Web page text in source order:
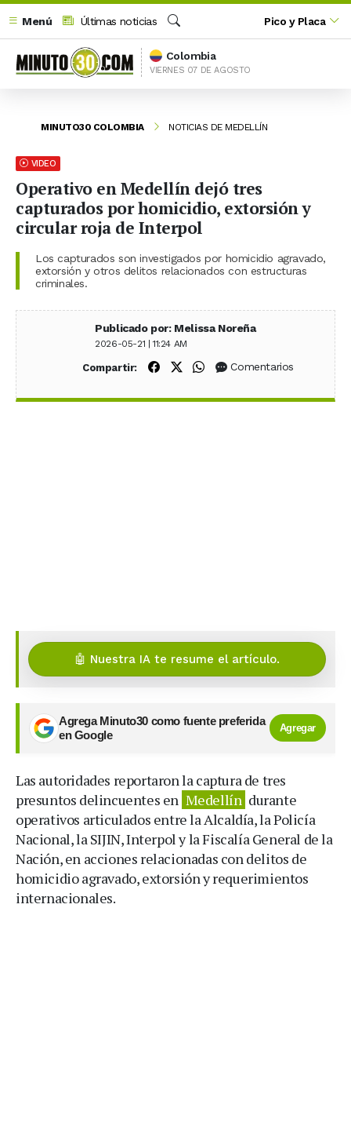
Menú
Últimas noticias
Buscar
Pico y Placa
Colombia
VIERNES 07 DE AGOSTO
MINUTO30 COLOMBIA NOTICIAS DE MEDELLÍN
VIDEO
Operativo en Medellín dejó tres
capturados por homicidio, extorsión y
circular roja de Interpol
Los capturados son investigados por homicidio agravado,
extorsión y otros delitos relacionados con estructuras
criminales.
Publicado por: Melissa Noreña
2026-05-21 | 11:24 AM
Compartir: Compartir en Facebook
Compartir en X (Twitter)
Compartir en WhatsApp
Comentarios
🤖 Nuestra IA te resume el artículo.
Agrega Minuto30 como fuente preferida
en Google
Agregar
Las autoridades reportaron la captura de tres
presuntos delincuentes en Medellín durante
operativos articulados entre la Alcaldía, la Policía
Nacional, la SIJIN, Interpol y la Fiscalía General de la
Nación, en acciones relacionadas con delitos de
homicidio agravado, extorsión y requerimientos
internacionales.